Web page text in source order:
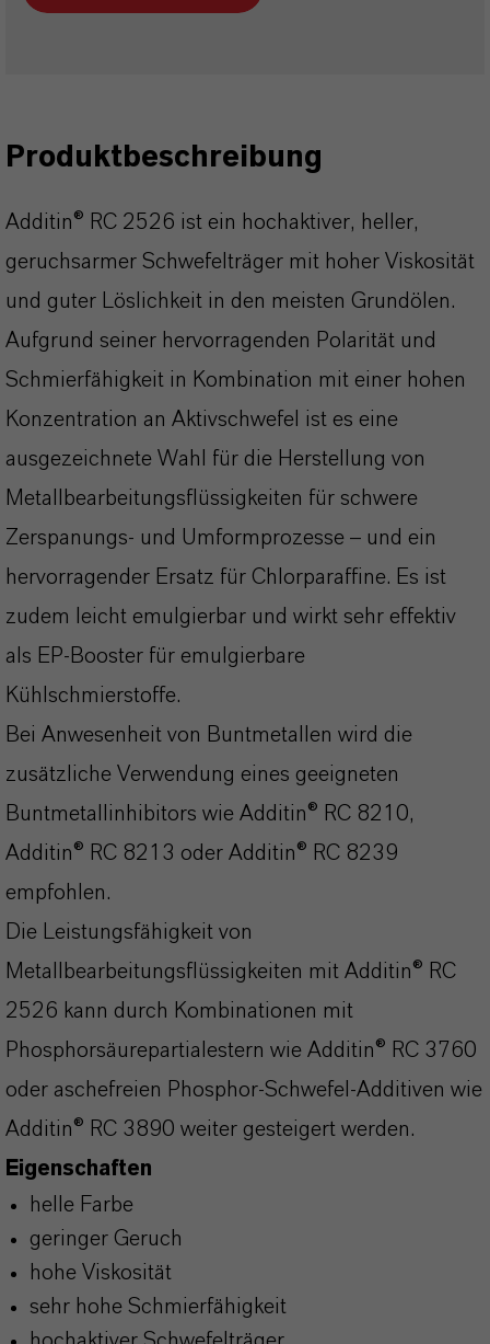
Produktbeschreibung
Additin® RC 2526 ist ein hochaktiver, heller,
geruchsarmer Schwefelträger mit hoher Viskosität
und guter Löslichkeit in den meisten Grundölen.
Aufgrund seiner hervorragenden Polarität und
Schmierfähigkeit in Kombination mit einer hohen
Konzentration an Aktivschwefel ist es eine
ausgezeichnete Wahl für die Herstellung von
Metallbearbeitungsflüssigkeiten für schwere
Zerspanungs- und Umformprozesse – und ein
hervorragender Ersatz für Chlorparaffine. Es ist
zudem leicht emulgierbar und wirkt sehr effektiv
als EP‑Booster für emulgierbare
Kühlschmierstoffe.
Bei Anwesenheit von Buntmetallen wird die
zusätzliche Verwendung eines geeigneten
Buntmetallinhibitors wie Additin® RC 8210,
Additin® RC 8213 oder Additin® RC 8239
empfohlen.
Die Leistungsfähigkeit von
Metallbearbeitungsflüssigkeiten mit Additin® RC
2526 kann durch Kombinationen mit
Phosphorsäurepartialestern wie Additin® RC 3760
oder aschefreien Phosphor‑Schwefel‑Additiven wie
Additin® RC 3890 weiter gesteigert werden.
Eigenschaften
helle Farbe
geringer Geruch
hohe Viskosität
sehr hohe Schmierfähigkeit